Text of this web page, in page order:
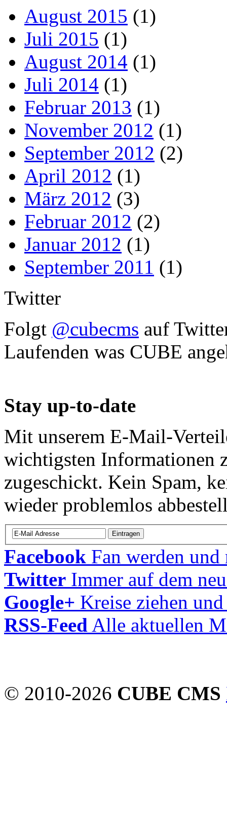
August 2015 (1)
Juli 2015 (1)
August 2014 (1)
Juli 2014 (1)
Februar 2013 (1)
November 2012 (1)
September 2012 (2)
April 2012 (1)
März 2012 (3)
Februar 2012 (2)
Januar 2012 (1)
September 2011 (1)
Twitter
Folgt @cubecms auf
Laufenden was CUBE
Stay up-to-date
Mit unserem E-Mail-
wichtigsten Informationen
zugeschickt. Kein Spam,
wieder problemlos
Facebook Fan werden
Twitter Immer auf dem
Google+ Kreise ziehen
RSS-Feed Alle aktuellen
© 2010-2026 CUBE CMS